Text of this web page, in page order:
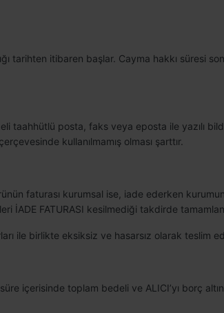
tarihten itibaren başlar. Cayma hakkı süresi
taahhütlü posta, faks veya eposta ile yazılı
kullanılmamış olması şarttır.
faturası kurumsal ise, iade ederken
İADE FATURASI kesilmediği takdirde
ile birlikte eksiksiz ve hasarsız olarak teslim
içerisinde toplam bedeli ve ALICI’yı borç